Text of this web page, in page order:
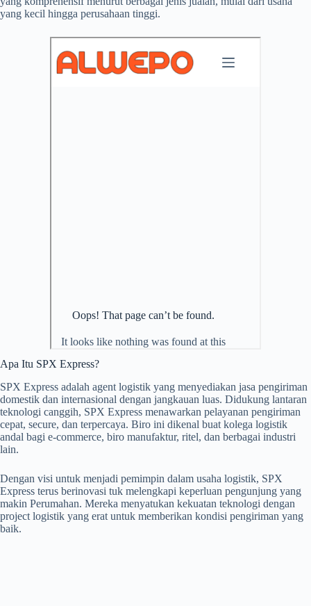
yang kecil hingga perusahaan tinggi.
Apa Itu SPX Express?
SPX Express adalah agent logistik yang menyediakan jasa pengiriman
domestik dan internasional dengan jangkauan luas. Didukung lantaran
teknologi canggih, SPX Express menawarkan pelayanan pengiriman
cepat, secure, dan terpercaya. Biro ini dikenal buat kolega logistik
andal bagi e-commerce, biro manufaktur, ritel, dan berbagai industri
lain.
Dengan visi untuk menjadi pemimpin dalam usaha logistik, SPX
Express terus berinovasi tuk melengkapi keperluan pengunjung yang
makin Perumahan. Mereka menyatukan kekuatan teknologi dengan
project logistik yang erat untuk memberikan kondisi pengiriman yang
baik.